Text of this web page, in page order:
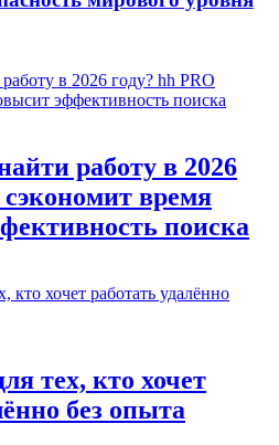
работу в 2026
сэкономит время
поиска
тех, кто хочет
без опыта